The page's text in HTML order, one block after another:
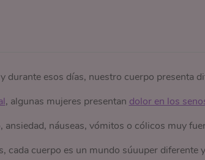
durante esos días, nuestro cuerpo presenta
, algunas mujeres presentan dolor en los
náuseas, vómitos o cólicos muy
cada cuerpo es un mundo súuuper diferente